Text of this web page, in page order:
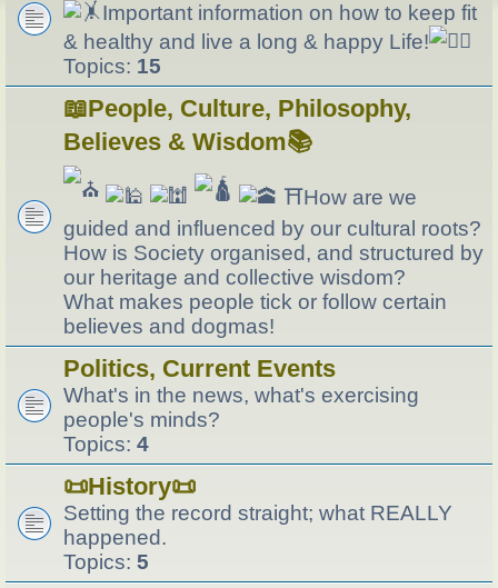
Important information on how to keep fit
& healthy and live a long & happy Life!
Topics: 15
📖People, Culture, Philosophy,
Believes & Wisdom📚
⛩How are we
guided and influenced by our cultural roots?
How is Society organised, and structured by
our heritage and collective wisdom?
What makes people tick or follow certain
believes and dogmas!
Politics, Current Events
What's in the news, what's exercising
people's minds?
Topics: 4
📜History📜
Setting the record straight; what REALLY
happened.
Topics: 5